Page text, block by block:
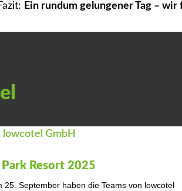
Ein rundum gelungener Tag –
Resort 2025
25. September haben die Teams von lowcotel